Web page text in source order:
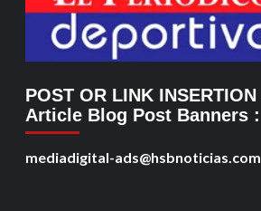
POST OR LINK INSERTION
Article Blog Post Banners :
mediadigital-ads@hsbnoticias.com